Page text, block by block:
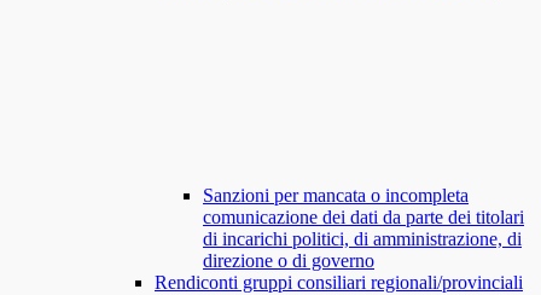
Sanzioni per mancata o incompleta
comunicazione dei dati da parte dei titolari
di incarichi politici, di amministrazione, di
direzione o di governo
Rendiconti gruppi consiliari regionali/provinciali